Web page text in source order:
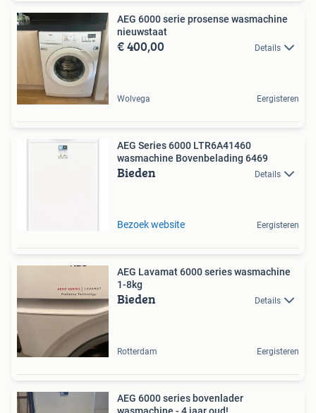
AEG 6000 serie prosense wasmachine
nieuwstaat
€ 400,00 Details
Wolvega Eergisteren
AEG Series 6000 LTR6A41460
wasmachine Bovenbelading 6469
Bieden Details
Bezoek website Eergisteren
AEG Lavamat 6000 series wasmachine
1-8kg
Bieden Details
Rotterdam Eergisteren
AEG 6000 series bovenlader